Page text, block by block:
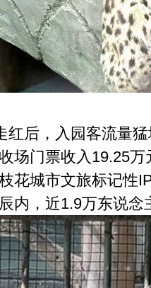
红后，入园客流量
场门票收入19.25
花城市文旅标记性
内，近1.9万东说